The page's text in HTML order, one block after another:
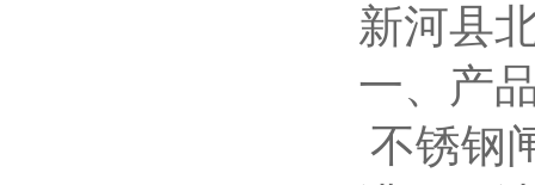
新河县
一、产
不锈钢